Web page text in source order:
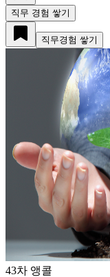
직무 경험 쌓기
직무경험 쌓기
43차 앵콜